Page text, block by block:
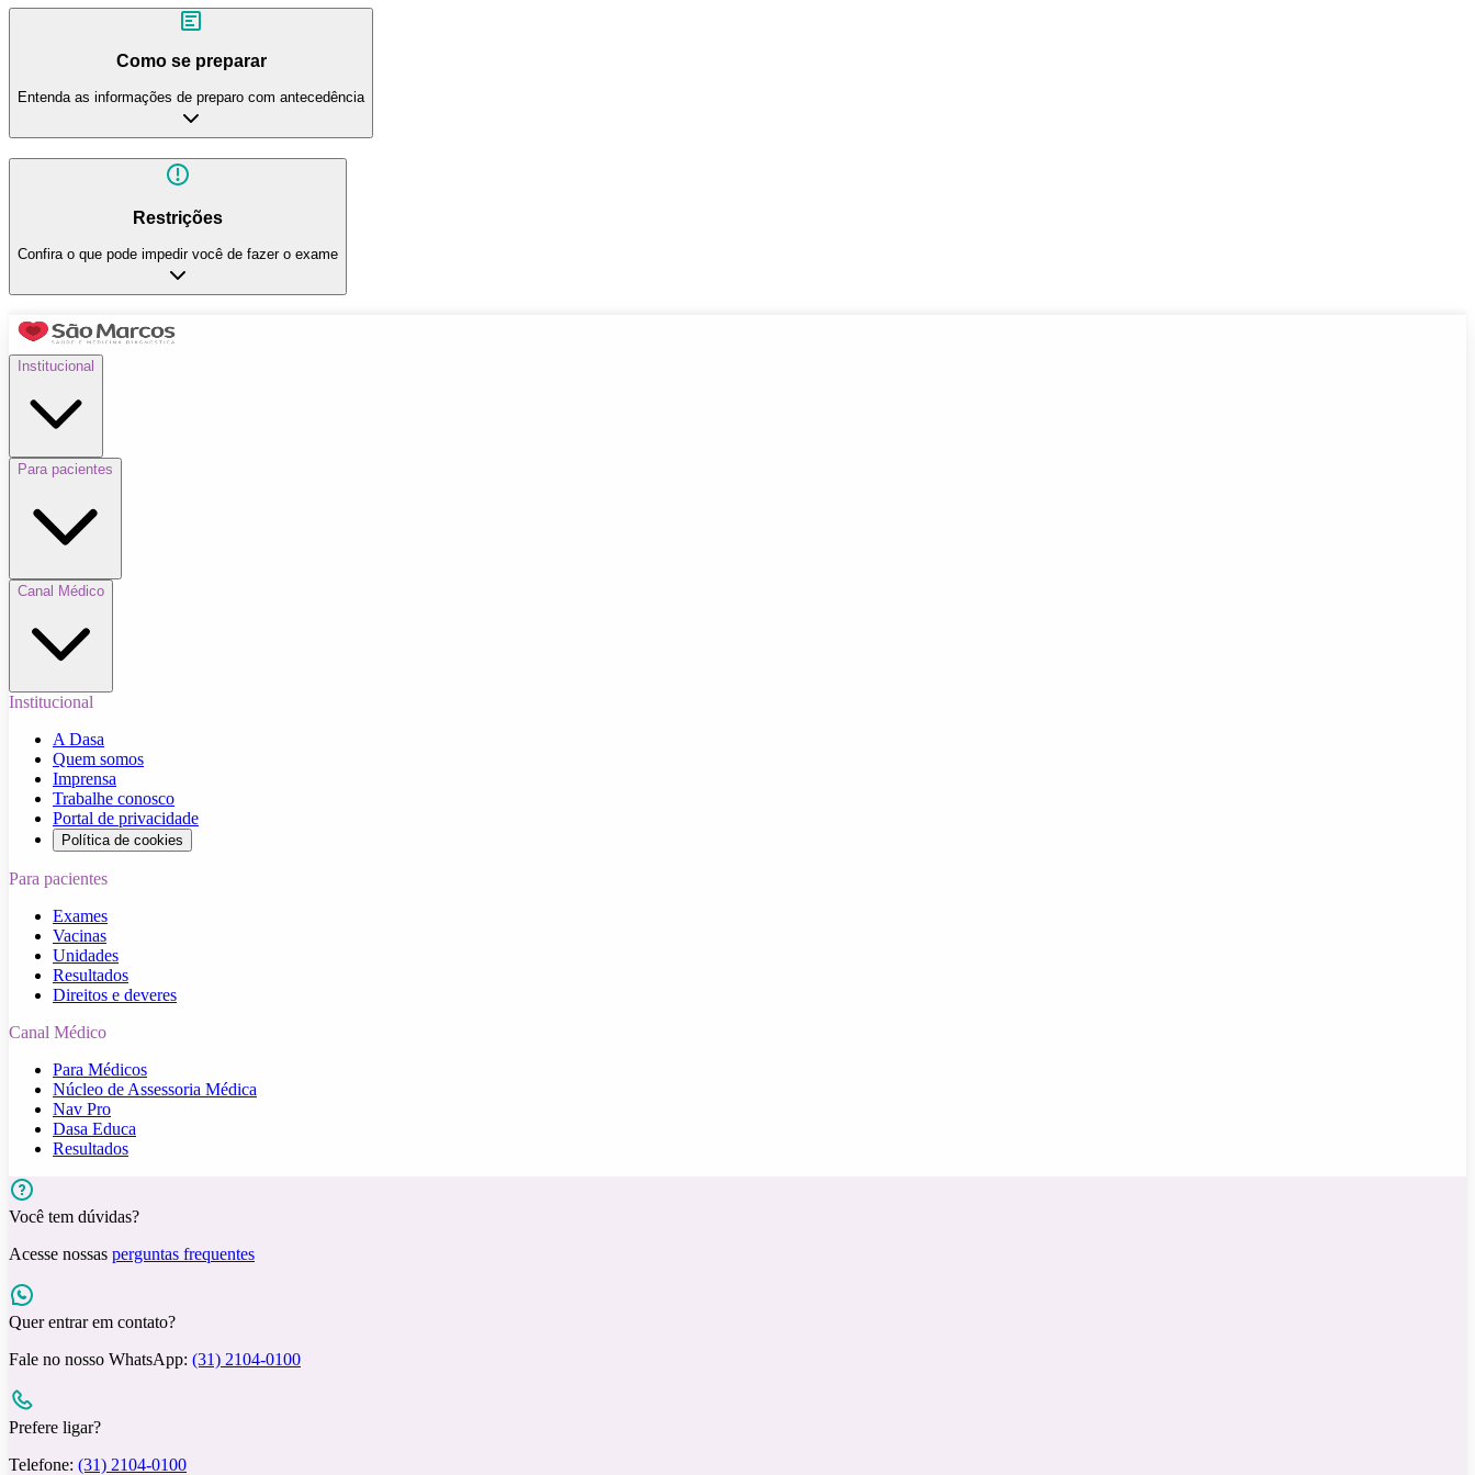
Como se preparar
Entenda as informações de preparo com antecedência
Restrições
Confira o que pode impedir você de fazer o exame
Institucional
Para pacientes
Canal Médico
Institucional
A Dasa
Quem somos
Imprensa
Trabalhe conosco
Portal de privacidade
Política de cookies
Para pacientes
Exames
Vacinas
Unidades
Resultados
Direitos e deveres
Canal Médico
Para Médicos
Núcleo de Assessoria Médica
Nav Pro
Dasa Educa
Resultados
Você tem dúvidas?
Acesse nossas perguntas frequentes
Quer entrar em contato?
Fale no nosso WhatsApp: (31) 2104-0100
Prefere ligar?
Telefone: (31) 2104-0100